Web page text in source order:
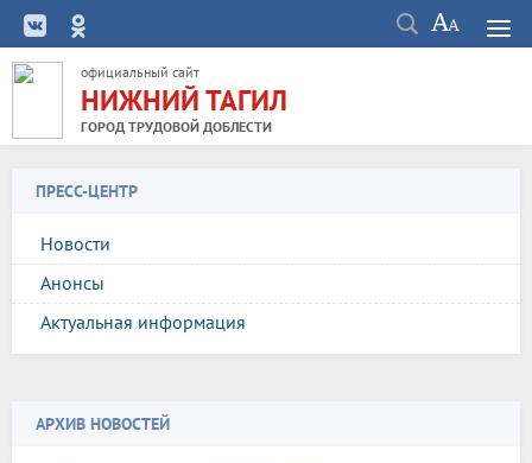
официальный сайт
НИЖНИЙ ТАГИЛ
ГОРОД ТРУДОВОЙ ДОБЛЕСТИ
ПРЕСС-ЦЕНТР
Новости
Анонсы
Актуальная информация
АРХИВ НОВОСТЕЙ